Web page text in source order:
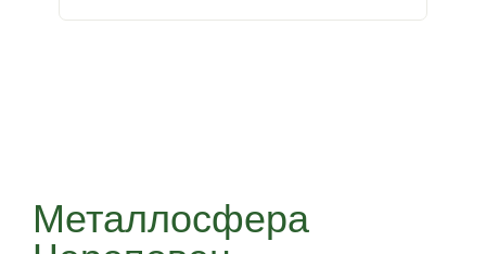
Металлосфера